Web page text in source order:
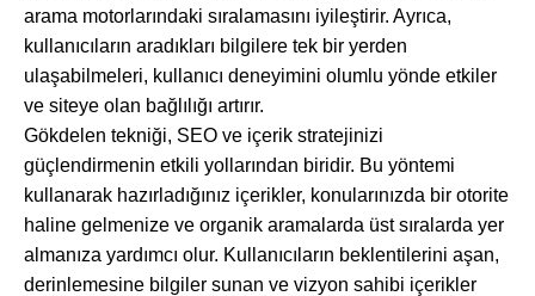
arama motorlarındaki sıralamasını iyileştirir. Ayrıca,
kullanıcıların aradıkları bilgilere tek bir yerden
ulaşabilmeleri, kullanıcı deneyimini olumlu yönde etkiler
ve siteye olan bağlılığı artırır.
Gökdelen tekniği, SEO ve içerik stratejinizi
güçlendirmenin etkili yollarından biridir. Bu yöntemi
kullanarak hazırladığınız içerikler, konularınızda bir otorite
haline gelmenize ve organik aramalarda üst sıralarda yer
almanıza yardımcı olur. Kullanıcıların beklentilerini aşan,
derinlemesine bilgiler sunan ve vizyon sahibi içerikler